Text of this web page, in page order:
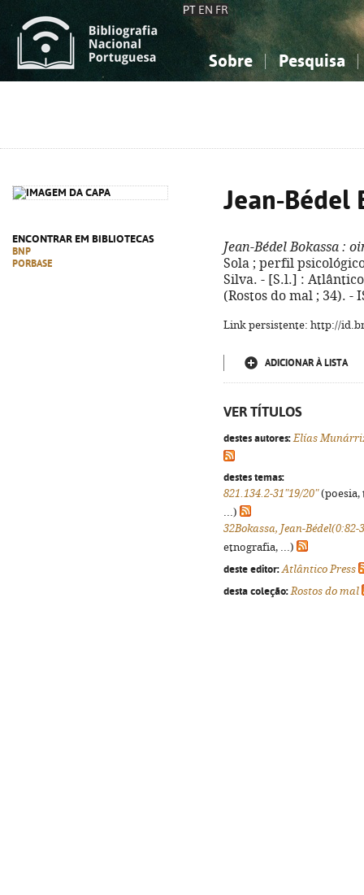
PT EN FR
Sobre Pesquisa
ENCONTRAR EM BIBLIOTECAS
BNP
PORBASE
Jean-Bédel
Jean-Bédel Bokassa :
Sola ; perfil
Silva. - [S.l.] : Atlântico
(Rostos do mal ; 34). -
Link persistente: http://
ADICIONAR À LISTA
VER TÍTULOS
destes autores: Elías
destes temas:
821.134.2-31"19/20"(poesia,
...)
32Bokassa, Jean-Bédel(0:82-
etnografia, ...)
deste editor: Atlântico Press
desta coleção: Rostos do mal